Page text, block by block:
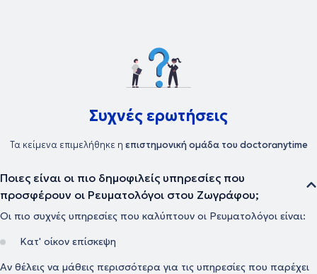
Συχνές ερωτήσεις
Τα κείμενα επιμελήθηκε η επιστημονική ομάδα του doctoranytime
Ποιες είναι οι πιο δημοφιλείς υπηρεσίες που
προσφέρουν οι Ρευματολόγοι στου Ζωγράφου;
Οι πιο συχνές υπηρεσίες που καλύπτουν οι Ρευματολόγοι είναι:
Κατ' οίκον επίσκεψη
Αν θέλεις να μάθεις περισσότερα για τις υπηρεσίες που παρέχει